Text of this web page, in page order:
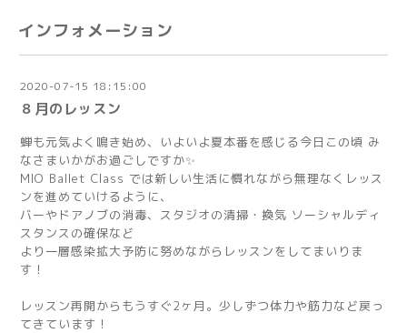
インフォメーション
2020-07-15 18:15:00
８月のレッスン
蝉も元気よく鳴き始め、いよいよ夏本番を感じる今日この頃 み
なさまいかがお過ごしですか✨
MIO Ballet Class では新しい生活に慣れながら無理なくレッス
ンを進めていけるように、
バーやドアノブの消毒、スタジオの清掃・換気 ソーシャルディ
スタンスの確保など
より一層感染拡大予防に努めながらレッスンをしてまいりま
す！
レッスン再開からもうすぐ2ヶ月。少しずつ体力や筋力など戻っ
てきています！